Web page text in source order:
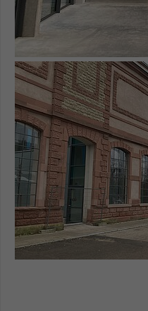
Show larger version for: